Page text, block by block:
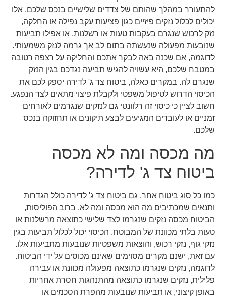
להתעורר במהלך שהותם של צדדים שלישיים בנכס שלכם. אלו
יכולים לכלול נזקים פיזיים כגון פציעות עקב נפילה או החלקה,
נזק לרכוש שנגרם בעקבות טעות או רשלנות, או אפילו תביעות
שנובעות מפעולה שנעשתה בתום לב אך גרמה לנזק משמעותי.
לדוגמה, אם שכנה באה לבקר אתכם והחליקה על רצפה רטובה
במטבח שלכם, היא עשויה להגיש תביעה נגדכם בגין הנזק
שנגרם לה. במקרים כאלה, ביטוח צד ג' לדירה יספק לכם את
הכיסוי הדרוש לטיפול משפטי ולקבלת פיצוי מתאים לצד הנפגע.
חשוב לציין כי כיסוי זה רלוונטי גם לנזקים שנגרמים לאורחים
זמניים או לעובדים המגיעים לבצע תיקונים או תחזוקה בנכס
שלכם.
מה מכסה ומה לא מכסה
ביטוח צד ג' לדירה?
כמו כל סוג ביטוח אחר, גם ביטוח צד ג' לדירה כולל הגדרות
ותנאים שמכתיבים מה הוא מכסה ומה לא. ברוב הפוליסות,
הביטוח מכסה נזקים שנגרמו לצד שלישי כתוצאה מרשלנות או
טעות בלתי מכוונת של המבוטח. הכיסוי יכול לכלול תביעות בגין
נזקי גוף, נזקי רכוש, והוצאות משפטיות שנובעות מתביעות אלו.
עם זאת, ישנם מקרים מסוימים שאינם מכוסים על ידי הביטוח.
לדוגמה, נזקים שנגרמו כתוצאה מפעולה מכוונת או עבירה
פלילית, נזקים שנגרמו כתוצאה מהתנהגות חסרת אחריות
באופן קיצוני, או תביעות שנובעות מהפרת הסכמים או